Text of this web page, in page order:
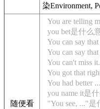
染Environment,
随便看
You are telling
you bet是什么
You can say
You can say
You can't miss
You got that
You had better
you name it是
"You see, ..."是